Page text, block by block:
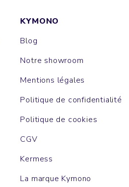
KYMONO
Blog
Notre showroom
Mentions légales
Politique de confidentialité
Politique de cookies
CGV
Kermess
La marque Kymono